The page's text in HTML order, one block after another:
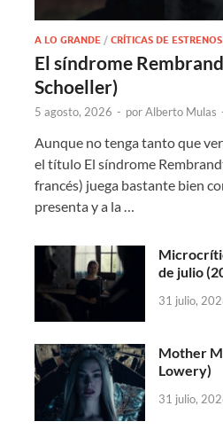
A LO GRANDE /CRÍTICAS DE ESTRENOS
El síndrome
Schoeller)
5 agosto, 2026 - porAlberto Mulas
Aunque no tenga tanto que
el título El síndrome
francés) juega bastante bien
presenta y a la …
de julio
31 julio,
Mother
Lowery)
31 julio,